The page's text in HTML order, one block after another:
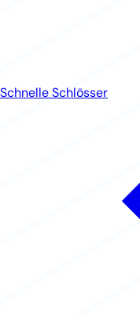
Schnelle Schlösser